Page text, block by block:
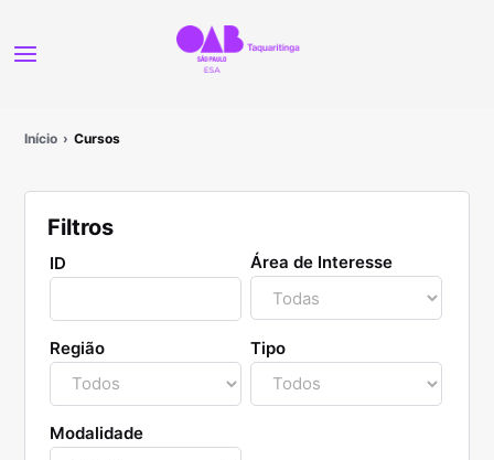
Início Cursos
Filtros
ID Área de Interesse
Região Tipo
Modalidade